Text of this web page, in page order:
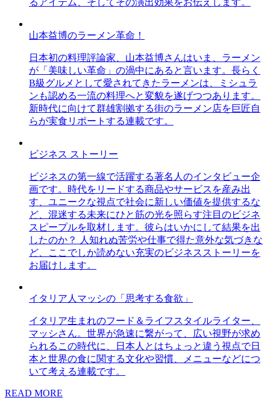
るアイテム、そしてその演出効果をお伝えします。
山本益博のラーメン革命！
日本初の料理評論家、山本益博さんはいま、ラーメン
が「美味しい革命」の渦中にあると言います。長らく
B級グルメとして愛されてきたラーメンは、ミシュラ
ンも認める一流の料理へと変貌を遂げつつあります。
新時代に向けて群雄割拠する街のラーメン店を巨匠自
らが実食リポートする連載です。
ビジネス ストーリー
ビジネスの第一線で活躍する著名人のインタビュー企
画です。時代をリードする商品やサービスを産み出
す、ユニークな視点で社会に新しい価値を提供するな
ど、混迷する未来にひと筋の光を照らす注目のビジネ
スピープルを取材します。彼らはいかにして結果を出
したのか？ 人知れぬ苦労や仕事で得た意外な気づきな
ど、ここでしか読めない充実のビジネスストーリーを
お届けします。
イタリア人マッシの「思考する食欲」
イタリア生まれのフード＆ライフスタイルライター、
マッシさん。世界が急速に繋がって、広い視野が求め
られるこの時代に、日本人とはちょっと違う視点で日
本と世界の食に関する文化や習慣、メニューなどにつ
いて考える連載です。
READ MORE